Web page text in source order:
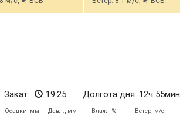
Закат: 19:25 Долгота дня: 12ч 55мин
Осадки, мм Давл., мм Влаж., % Ветер, м/с